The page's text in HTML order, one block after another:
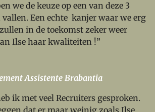
we de keuze op een van deze 3
Een echte kanjer waar we erg
in de toekomst zeker weer
Ilse haar kwaliteiten !”
Assistente Brabantia
ik met veel Recruiters gesproken.